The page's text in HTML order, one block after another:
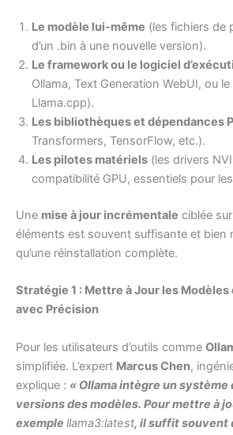
Le modèle lui-même (les fichiers de
d’un .bin à une nouvelle version).
Le framework ou le logiciel
Ollama, Text Generation WebUI, ou
Llama.cpp).
Les bibliothèques et dépendances
Transformers, TensorFlow, etc.).
Les pilotes matériels (les drivers
compatibilité GPU, essentiels pour les
Une mise à jour incrémentale ciblée
éléments est souvent suffisante et bien
qu’une réinstallation complète.
Stratégie 1 : Mettre à Jour les Modèles
avec Précision
Pour les utilisateurs d’outils comme
simplifiée. L’expert Marcus Chen,
explique : « Ollama intègre un système
versions des modèles. Pour mettre à
exemple llama3:latest, il suffit souvent